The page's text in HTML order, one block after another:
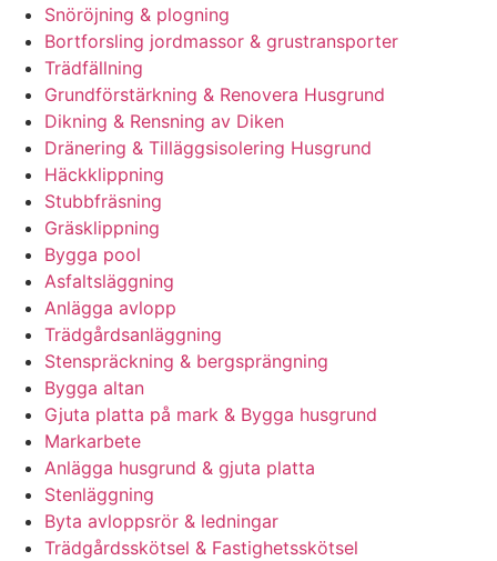
Snöröjning & plogning
Bortforsling jordmassor & grustransporter
Trädfällning
Grundförstärkning & Renovera Husgrund
Dikning & Rensning av Diken
Dränering & Tilläggsisolering Husgrund
Häckklippning
Stubbfräsning
Gräsklippning
Bygga pool
Asfaltsläggning
Anlägga avlopp
Trädgårdsanläggning
Stenspräckning & bergsprängning
Bygga altan
Gjuta platta på mark & Bygga husgrund
Markarbete
Anlägga husgrund & gjuta platta
Stenläggning
Byta avloppsrör & ledningar
Trädgårdsskötsel & Fastighetsskötsel